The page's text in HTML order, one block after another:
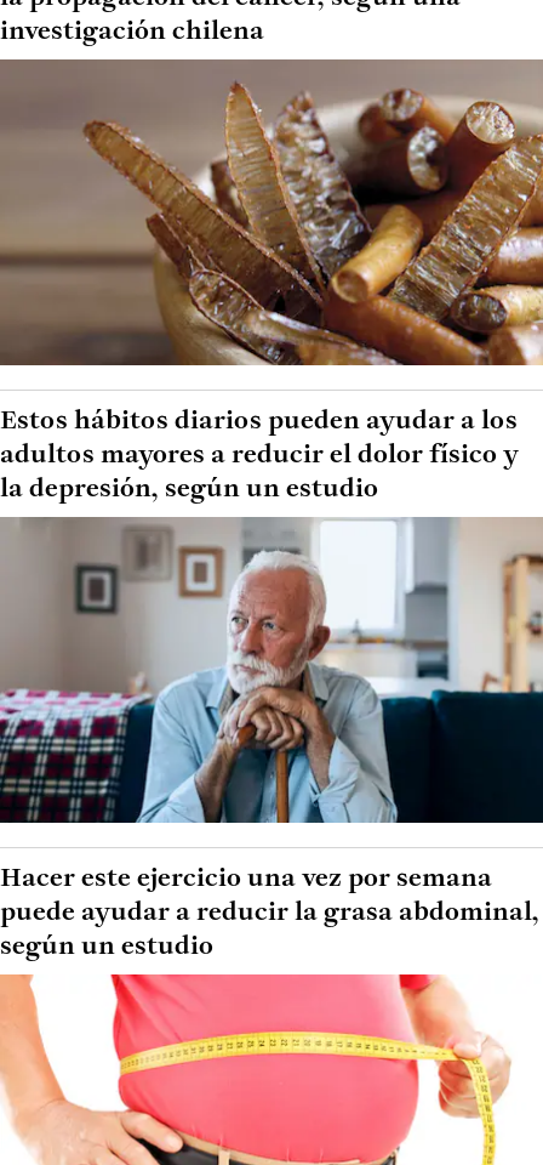
investigación chilena
Estos hábitos diarios pueden ayudar a los
adultos mayores a reducir el dolor físico y
la depresión, según un estudio
Hacer este ejercicio una vez por semana
puede ayudar a reducir la grasa abdominal,
según un estudio